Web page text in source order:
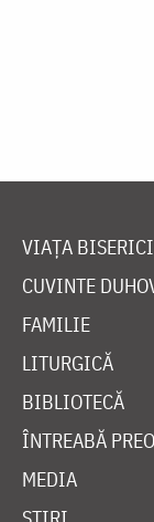
VIAȚA
CUVINTE
FAMILIE
LITURGICĂ
BIBLIOTECĂ
ÎNTREABĂ
MEDIA